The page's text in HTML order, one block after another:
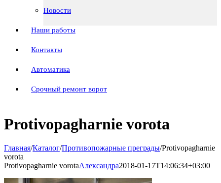
Новости
Наши работы
Контакты
Автоматика
Срочный ремонт ворот
Protivopagharnie vorota
Главная/Каталог/Противопожарные преграды/Protivopagharnie
vorota
Protivopagharnie vorotaАлександра2018-01-17T14:06:34+03:00